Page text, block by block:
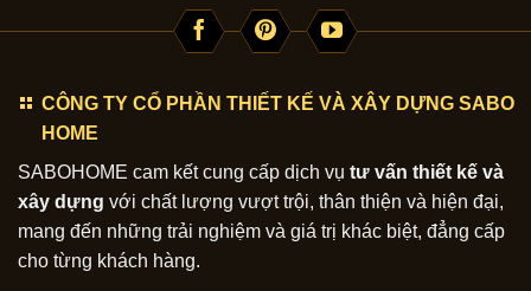
CÔNG TY CỔ PHẦN THIẾT KẾ VÀ XÂY DỰNG SABO
HOME
SABOHOME cam kết cung cấp dịch vụ tư vấn thiết kế và
xây dựng với chất lượng vượt trội, thân thiện và hiện đại,
mang đến những trải nghiệm và giá trị khác biệt, đẳng cấp
cho từng khách hàng.